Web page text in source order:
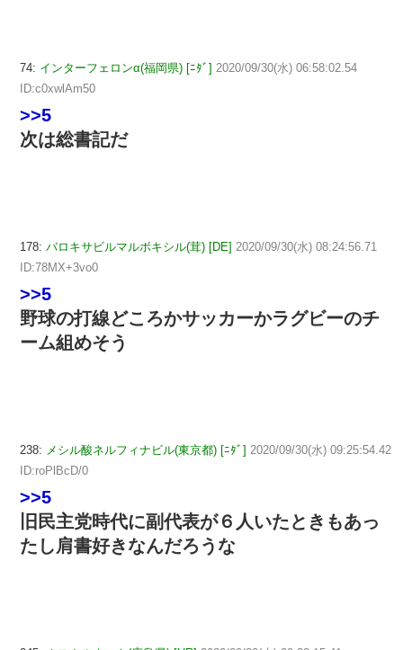
74: インターフェロンα(福岡県) [ﾆﾀﾞ] 2020/09/30(水) 06:58:02.54
ID:c0xwlAm50
>>5
次は総書記だ
178: バロキサビルマルボキシル(茸) [DE] 2020/09/30(水) 08:24:56.71
ID:78MX+3vo0
>>5
野球の打線どころかサッカーかラグビーのチ
ーム組めそう
238: メシル酸ネルフィナビル(東京都) [ﾆﾀﾞ] 2020/09/30(水) 09:25:54.42
ID:roPlBcD/0
>>5
旧民主党時代に副代表が６人いたときもあっ
たし肩書好きなんだろうな